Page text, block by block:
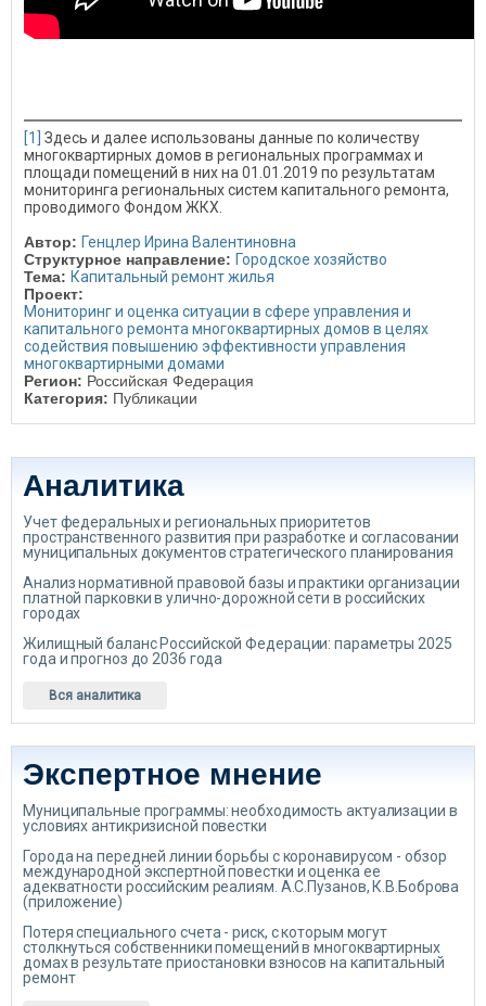
[1]
Здесь и далее использованы данные по количеству
многоквартирных домов в региональных программах и
площади помещений в них на 01.01.2019 по результатам
мониторинга региональных систем капитального ремонта,
проводимого Фондом ЖКХ.
Автор: Генцлер Ирина Валентиновна
Структурное направление: Городское хозяйство
Тема: Капитальный ремонт жилья
Проект:
Мониторинг и оценка ситуации в сфере управления и
капитального ремонта многоквартирных домов в целях
содействия повышению эффективности управления
многоквартирными домами
Регион: Российская Федерация
Категория: Публикации
Аналитика
Учет федеральных и региональных приоритетов
пространственного развития при разработке и согласовании
муниципальных документов стратегического планирования
Анализ нормативной правовой базы и практики организации
платной парковки в улично-дорожной сети в российских
городах
Жилищный баланс Российской Федерации: параметры 2025
года и прогноз до 2036 года
Вся аналитика
Экспертное мнение
Муниципальные программы: необходимость актуализации в
условиях антикризисной повестки
Города на передней линии борьбы с коронавирусом - обзор
международной экспертной повестки и оценка ее
адекватности российским реалиям. А.С.Пузанов, К.В.Боброва
(приложение)
Потеря специального счета - риск, с которым могут
столкнуться собственники помещений в многоквартирных
домах в результате приостановки взносов на капитальный
ремонт